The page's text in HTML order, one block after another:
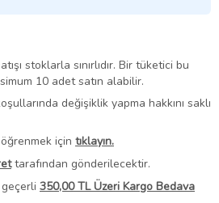
stoklarla sınırlıdır. Bir tüketici bu
10 adet satın alabilir.
değişiklik yapma hakkını saklı
için tıklayın.
tarafından gönderilecektir.
geçerli 350,00 TL Üzeri Kargo Bedava